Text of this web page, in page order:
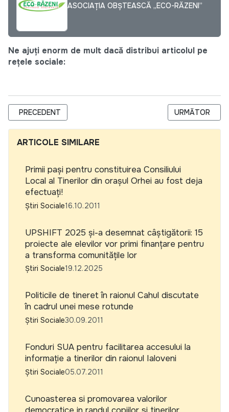
ASOCIAȚIA OBȘTEASCĂ „ECO-RĂZENI”
Ne ajuți enorm de mult dacă distribui articolul pe
rețele sociale:
ARTICOL PRECEDENT: JOS PUNGILE DE PLASTIC, SUS
PRECEDENT ARTICOLUL
URMĂTOR
ARTICOLE SIMILARE
Primii pași pentru constituirea Consiliului
Local al Tinerilor din orașul Orhei au fost deja
efectuați!
Știri Sociale16.10.2011
UPSHIFT 2025 și-a desemnat câștigătorii: 15
proiecte ale elevilor vor primi finanțare pentru
a transforma comunitățile lor
Știri Sociale19.12.2025
Politicile de tineret în raionul Cahul discutate
în cadrul unei mese rotunde
Știri Sociale30.09.2011
Fonduri SUA pentru facilitarea accesului la
informație a tinerilor din raionul Ialoveni
Știri Sociale05.07.2011
Cunoasterea si promovarea valorilor